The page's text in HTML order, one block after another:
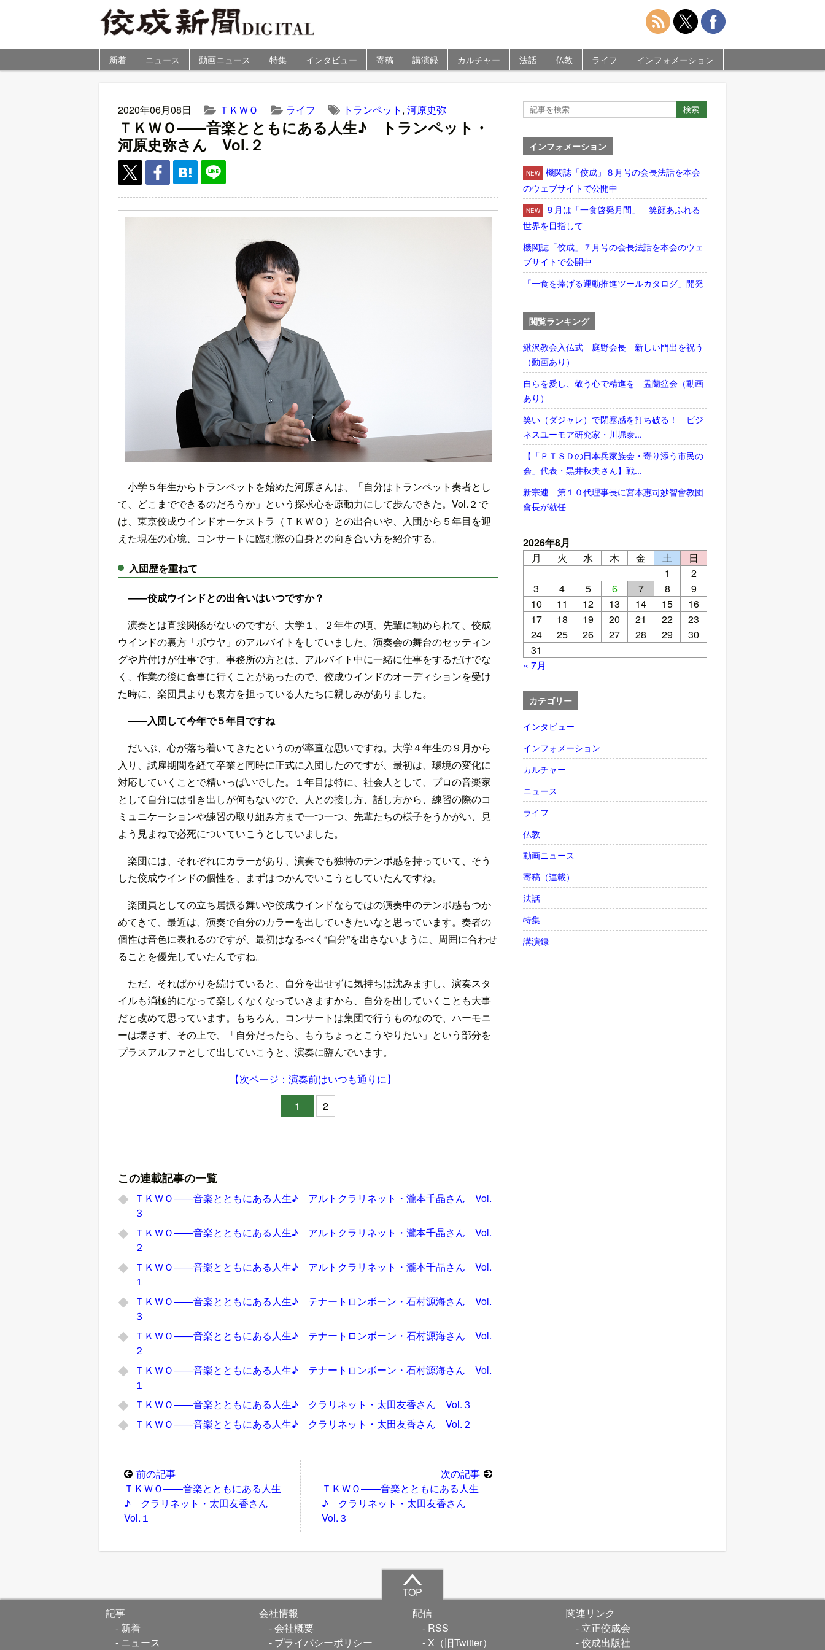
新着 ニュース 動画ニュース 特集 インタビュー 寄稿 講演録 カルチャー 法話 仏教 ライフ インフォメーション
2020年06月08日 ＴＫＷＯ ライフ トランペット , 河原史弥
ＴＫＷＯ――音楽とともにある人生♪ トランペット・
河原史弥さん Vol.２
小学５年生からトランペットを始めた河原さんは、「自分はトランペット奏者とし
て、どこまでできるのだろうか」という探求心を原動力にして歩んできた。Vol.２で
は、東京佼成ウインドオーケストラ（ＴＫＷＯ）との出合いや、入団から５年目を迎
えた現在の心境、コンサートに臨む際の自身との向き合い方を紹介する。
入団歴を重ねて
――佼成ウインドとの出合いはいつですか？
演奏とは直接関係がないのですが、大学１、２年生の頃、先輩に勧められて、佼成
ウインドの裏方「ボウヤ」のアルバイトをしていました。演奏会の舞台のセッティン
グや片付けが仕事です。事務所の方とは、アルバイト中に一緒に仕事をするだけでな
く、作業の後に食事に行くことがあったので、佼成ウインドのオーディションを受け
た時に、楽団員よりも裏方を担っている人たちに親しみがありました。
――入団して今年で５年目ですね
だいぶ、心が落ち着いてきたというのが率直な思いですね。大学４年生の９月から
入り、試雇期間を経て卒業と同時に正式に入団したのですが、最初は、環境の変化に
対応していくことで精いっぱいでした。１年目は特に、社会人として、プロの音楽家
として自分には引き出しが何もないので、人との接し方、話し方から、練習の際のコ
ミュニケーションや練習の取り組み方まで一つ一つ、先輩たちの様子をうかがい、見
よう見まねで必死についていこうとしていました。
楽団には、それぞれにカラーがあり、演奏でも独特のテンポ感を持っていて、そう
した佼成ウインドの個性を、まずはつかんでいこうとしていたんですね。
楽団員としての立ち居振る舞いや佼成ウインドならではの演奏中のテンポ感もつか
めてきて、最近は、演奏で自分のカラーを出していきたいなと思っています。奏者の
個性は音色に表れるのですが、最初はなるべく“自分”を出さないように、周囲に合わせ
ることを優先していたんですね。
ただ、そればかりを続けていると、自分を出せずに気持ちは沈みますし、演奏スタ
イルも消極的になって楽しくなくなっていきますから、自分を出していくことも大事
だと改めて思っています。もちろん、コンサートは集団で行うものなので、ハーモニ
ーは壊さず、その上で、「自分だったら、もうちょっとこうやりたい」という部分を
プラスアルファとして出していこうと、演奏に臨んでいます。
【次ページ：演奏前はいつも通りに】
1
2
この連載記事の一覧
ＴＫＷＯ――音楽とともにある人生♪ アルトクラリネット・瀧本千晶さん Vol.
３
ＴＫＷＯ――音楽とともにある人生♪ アルトクラリネット・瀧本千晶さん Vol.
２
ＴＫＷＯ――音楽とともにある人生♪ アルトクラリネット・瀧本千晶さん Vol.
１
ＴＫＷＯ――音楽とともにある人生♪ テナートロンボーン・石村源海さん Vol.
３
ＴＫＷＯ――音楽とともにある人生♪ テナートロンボーン・石村源海さん Vol.
２
ＴＫＷＯ――音楽とともにある人生♪ テナートロンボーン・石村源海さん Vol.
１
ＴＫＷＯ――音楽とともにある人生♪ クラリネット・太田友香さん Vol.３
ＴＫＷＯ――音楽とともにある人生♪ クラリネット・太田友香さん Vol.２
前の記事
ＴＫＷＯ――音楽とともにある人生
♪ クラリネット・太田友香さん
Vol.１
次の記事
ＴＫＷＯ――音楽とともにある人生
♪ クラリネット・太田友香さん
Vol.３
インフォメーション
NEW
機関誌「佼成」８月号の会長法話を本会
のウェブサイトで公開中
NEW
９月は「一食啓発月間」 笑顔あふれる
世界を目指して
機関誌「佼成」７月号の会長法話を本会のウェ
ブサイトで公開中
「一食を捧げる運動推進ツールカタログ」開発
閲覧ランキング
鰍沢教会入仏式 庭野会長 新しい門出を祝う
（動画あり）
自らを愛し、敬う心で精進を 盂蘭盆会（動画
あり）
笑い（ダジャレ）で閉塞感を打ち破る！ ビジ
ネスユーモア研究家・川堀泰...
【「ＰＴＳＤの日本兵家族会・寄り添う市民の
会」代表・黒井秋夫さん】戦...
新宗連 第１０代理事長に宮本惠司妙智會教団
會長が就任
2026年8月
月
火 水 木 金 土
日
1
2
3
4 5 6 7 8
9
10
11 12 13 14 15
16
17
18 19 20 21 22
23
24
25 26 27 28 29
30
31
« 7月
カテゴリー
インタビュー
インフォメーション
カルチャー
ニュース
ライフ
仏教
動画ニュース
寄稿（連載）
法話
特集
講演録
TOP
記事
新着
ニュース
会社情報
会社概要
プライバシーポリシー
配信
RSS
X（旧Twitter）
関連リンク
立正佼成会
佼成出版社